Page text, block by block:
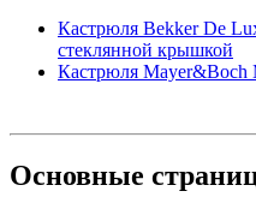
Кастрюля Bekker De
стеклянной крышкой
Кастрюля Mayer&Boch
Основные